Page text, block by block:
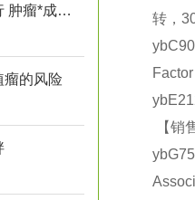
中国健康传播大会在京举行 肿瘤*成为热议焦点
瘤的风险
转，
【销